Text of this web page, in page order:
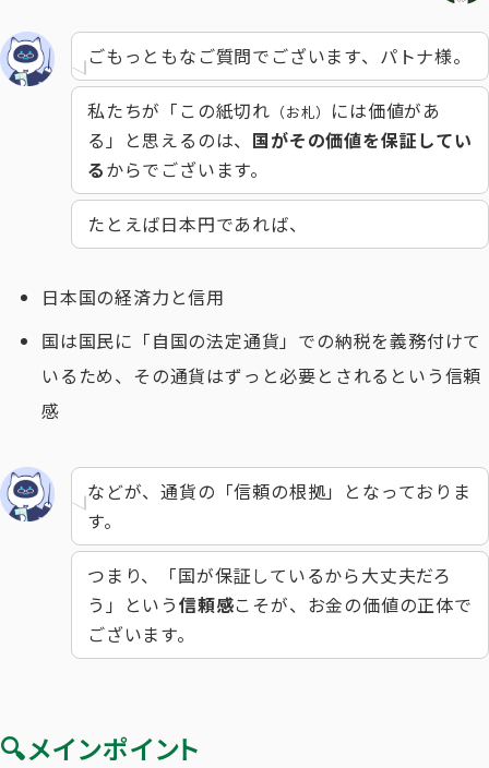
ごもっともなご質問でございます、パトナ様。
私たちが「この紙切れ （お札） には価値があ
る」と思えるのは、 国がその価値を保証してい
るからでございます。
たとえば日本円であれば、
日本国の経済力と信用
国は国民に「自国の法定通貨」での納税を義務付けて
いるため、その通貨はずっと必要とされるという信頼
感
などが、通貨の「信頼の根拠」となっておりま
す。
つまり、「国が保証しているから大丈夫だろ
う」という信頼感こそが、お金の価値の正体で
ございます。
🔍メインポイント